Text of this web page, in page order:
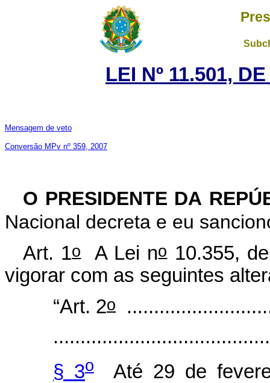
LEI Nº 11.501,
Mensagem de veto
Conversão MPv nº 359, 2007
O PRESIDENTE DA
Nacional decreta e eu
Art. 1oA Lei no10.355,
vigorar com as seguintes
“Art. 2o
§ 3o
Até 29 de